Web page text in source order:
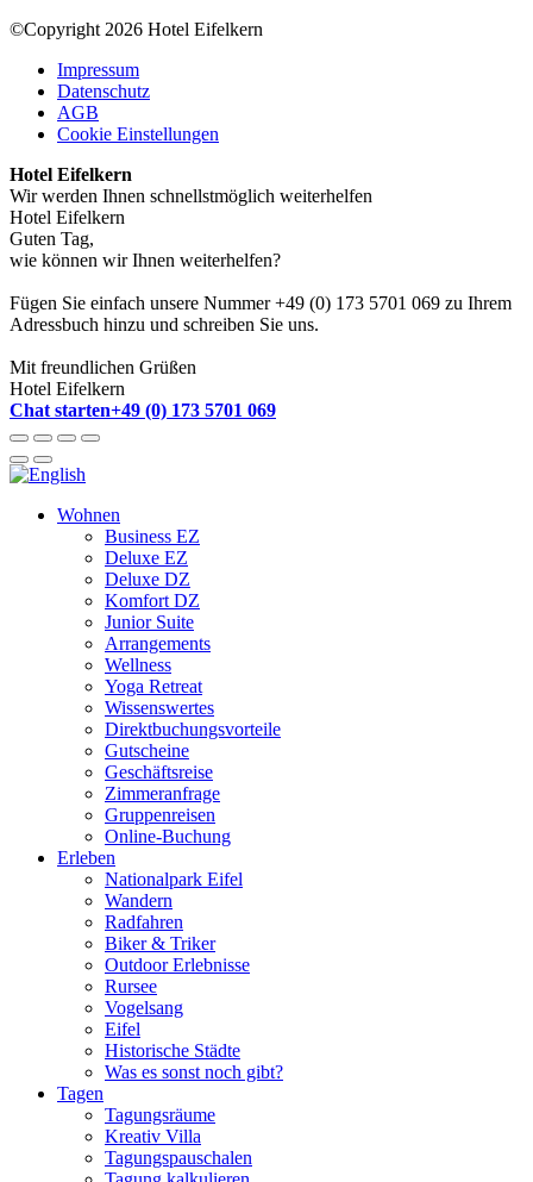
©Copyright 2026 Hotel Eifelkern
Impressum
Datenschutz
AGB
Cookie Einstellungen
Hotel Eifelkern
Wir werden Ihnen schnellstmöglich weiterhelfen
Hotel Eifelkern
Guten Tag,
wie können wir Ihnen weiterhelfen?
Fügen Sie einfach unsere Nummer +49 (0) 173 5701 069 zu Ihrem
Adressbuch hinzu und schreiben Sie uns.
Mit freundlichen Grüßen
Hotel Eifelkern
Chat starten+49 (0) 173 5701 069
Wohnen
Business EZ
Deluxe EZ
Deluxe DZ
Komfort DZ
Junior Suite
Arrangements
Wellness
Yoga Retreat
Wissenswertes
Direktbuchungsvorteile
Gutscheine
Geschäftsreise
Zimmeranfrage
Gruppenreisen
Online-Buchung
Erleben
Nationalpark Eifel
Wandern
Radfahren
Biker & Triker
Outdoor Erlebnisse
Rursee
Vogelsang
Eifel
Historische Städte
Was es sonst noch gibt?
Tagen
Tagungsräume
Kreativ Villa
Tagungspauschalen